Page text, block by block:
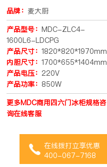
品牌： 麦大厨
产品型号：MDC-ZLC4-
1600L6-LDCPG
产品尺寸：1820*820*1970mm
内胆尺寸：1700*655*1404mm
产品电压： 220V
产品功率： 850W
更多MDC商用四六门冰柜规格咨
询在线客服
在线拨打立享优惠
400-067-7168